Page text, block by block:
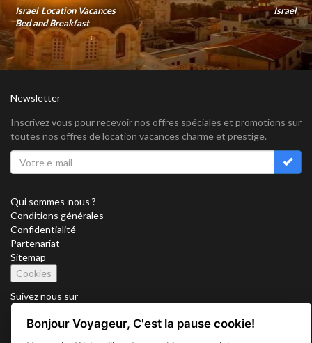
Israel Location Vacances
Israel
Bed and Breakfast
Newsletter
Inscrivez vous pour recevoir nos offres spéciales et promotions sur
toutes nos offres de location vacances charme et prestige.
Qui sommes-nous ?
Conditions générales
Confidentialité
Partenariat
Sitemap
Cookies
Suivez nous sur
Bonjour Voyageur, C'est la pause cookie!